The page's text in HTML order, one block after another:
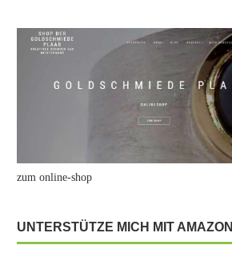
zum online-shop
UNTERSTÜTZE MICH MIT AMAZON